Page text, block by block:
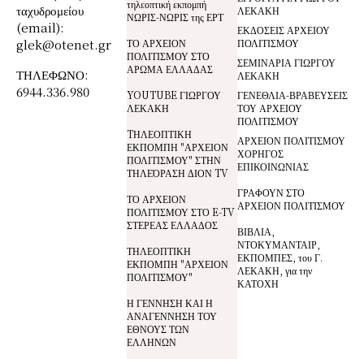
ταχυδρομείου
(email):
glek@otenet.gr
ΤΗΛΕΦΩΝΟ:
6944.336.980
τηλεοπτική εκπομπή
ΝΩΡΙΣ-ΝΩΡΙΣ της ΕΡΤ
ΤΟ ΑΡΧΕΙΟΝ
ΠΟΛΙΤΙΣΜΟΥ ΣΤΟ
ΑΡΩΜΑ ΕΛΛΑΔΑΣ
YOUTUBE ΓΙΩΡΓΟΥ
ΛΕΚΑΚΗ
TΗΛΕΟΠΤΙΚΗ
ΕΚΠΟΜΠΗ "ΑΡΧΕΙΟΝ
ΠΟΛΙΤΙΣΜΟΥ" ΣΤΗΝ
ΤΗΛΕΌΡΑΣΗ ΔΙΟΝ TV
ΤΟ ΑΡΧΕΙΟΝ
ΠΟΛΙΤΙΣΜΟΥ ΣΤΟ E-TV
ΣΤΕΡΕΑΣ ΕΛΛΑΔΟΣ
ΤΗΛΕΟΠΤΙΚΗ
ΕΚΠΟΜΠΗ "ΑΡΧΕΙΟΝ
ΠΟΛΙΤΙΣΜΟΥ"
Η ΓΕΝΝΗΣΗ ΚΑΙ Η
ΑΝΑΓΕΝΝΗΣΗ ΤΟΥ
ΕΘΝΟΥΣ ΤΩΝ
ΕΛΛΗΝΩΝ
ΛΕΚΑΚΗ
ΕΚΔΟΣΕΙΣ ΑΡΧΕΙΟΥ
ΠΟΛΙΤΙΣΜΟΥ
ΣΕΜΙΝΑΡΙΑ ΓΙΩΡΓΟΥ
ΛΕΚΑΚΗ
ΓΕΝΕΘΛΙΑ-ΒΡΑΒΕΥΣΕΙΣ
ΤΟΥ ΑΡΧΕΙΟΥ
ΠΟΛΙΤΙΣΜΟΥ
ΑΡΧΕΙΟΝ ΠΟΛΙΤΙΣΜΟΥ
ΧΟΡΗΓΟΣ
ΕΠΙΚΟΙΝΩΝΙΑΣ
ΓΡΑΦΟΥΝ ΣΤΟ
ΑΡΧΕΙΟΝ ΠΟΛΙΤΙΣΜΟΥ
ΒΙΒΛΙΑ,
ΝΤΟΚΥΜΑΝΤΑΙΡ,
ΕΚΠΟΜΠΕΣ, του Γ.
ΛΕΚΑΚΗ, για την
ΚΑΤΟΧΗ